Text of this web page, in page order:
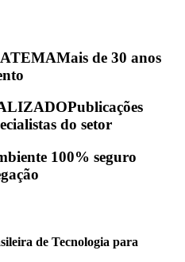
Mais de 30 anos
Publicações
do setor
100% seguro
de Tecnologia para